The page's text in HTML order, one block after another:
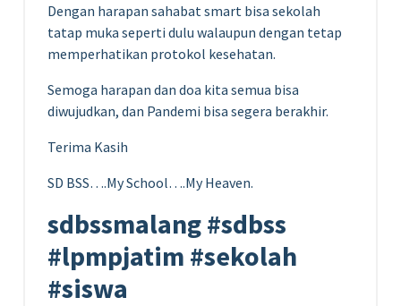
Dengan harapan sahabat smart bisa sekolah
tatap muka seperti dulu walaupun dengan tetap
memperhatikan protokol kesehatan.
Semoga harapan dan doa kita semua bisa
diwujudkan, dan Pandemi bisa segera berakhir.
Terima Kasih
SD BSS….My School….My Heaven.
sdbssmalang #sdbss
#lpmpjatim #sekolah
#siswa